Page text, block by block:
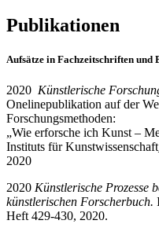
Publikationen
Aufsätze in Fachzeitschriften und
2020 Künstlerische
Onelinepublikation auf der
Forschungsmethoden:
„Wie erforsche ich Kunst –
Instituts für
2020
2020 Künstlerische Prozesse
künstlerischen Forscherbuch.
Heft 429-430, 2020.